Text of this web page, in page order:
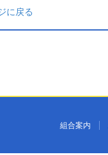
に戻る
組合案内